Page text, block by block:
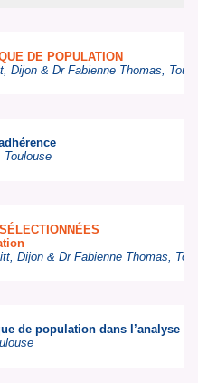
DE POPULATION
Dijon& Dr Fabienne Thomas,
Toulouse
Dijon &Dr Fabienne Thomas,
de population dans l’analyse